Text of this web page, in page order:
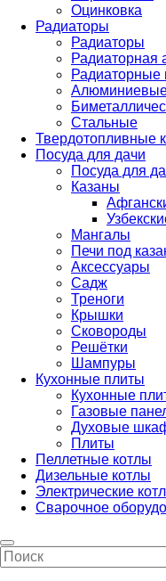
Оцинковка
Радиаторы
Радиаторы
Радиаторная
Радиаторные
Стальные
Твердотопливные
Посуда для дачи
Посуда для
Казаны
Мангалы
Печи под
Аксессуары
Садж
Треноги
Крышки
Сковороды
Решётки
Шампуры
Кухонные плиты
Кухонные
Газовые
Духовые
Плиты
Пеллетные котлы
Дизельные котлы
Электрические
Сварочное